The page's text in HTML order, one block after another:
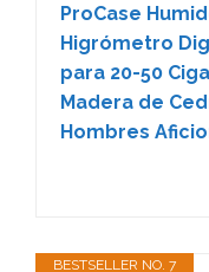
ProCase
Higrómetro
para 20-50
Madera de
Hombres
BESTSELLER NO. 7